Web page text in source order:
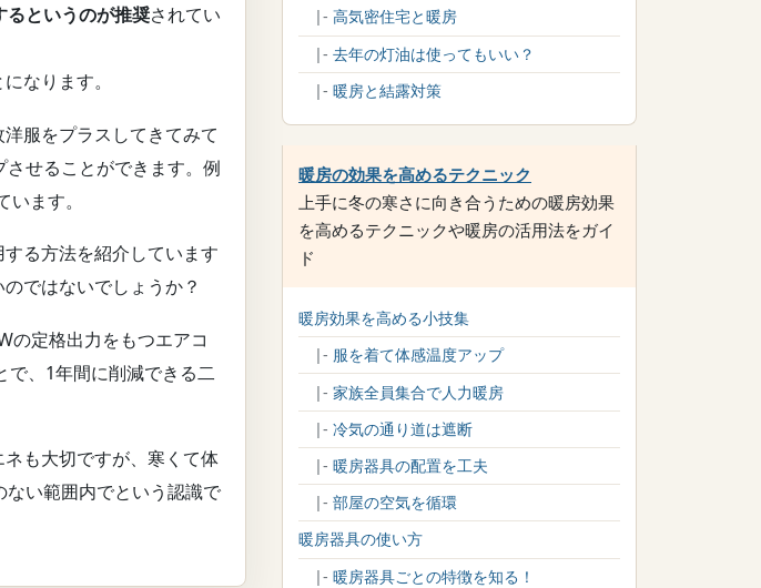
るというのが推奨されてい
なります。
服をプラスしてきてみて
せることができます。例
ます。
る方法を紹介しています
ではないでしょうか？
の定格出力をもつエアコ
で、1年間に削減できる二
も大切ですが、寒くて体
い範囲内でという認識で
|- 高気密住宅と暖房
|- 去年の灯油は使ってもいい？
|- 暖房と結露対策
暖房の効果を高めるテクニック
上手に冬の寒さに向き合うための暖房効果
を高めるテクニックや暖房の活用法をガイ
ド
暖房効果を高める小技集
|- 服を着て体感温度アップ
|- 家族全員集合で人力暖房
|- 冷気の通り道は遮断
|- 暖房器具の配置を工夫
|- 部屋の空気を循環
暖房器具の使い方
|- 暖房器具ごとの特徴を知る！